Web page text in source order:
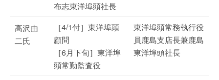
布志東洋埠頭社長
高沢由
二氏
［4/1付］東洋埠頭
顧問
［6月下旬］東洋埠
頭常勤監査役
東洋埠頭常務執行役
員鹿島支店長兼鹿島
東洋埠頭社長